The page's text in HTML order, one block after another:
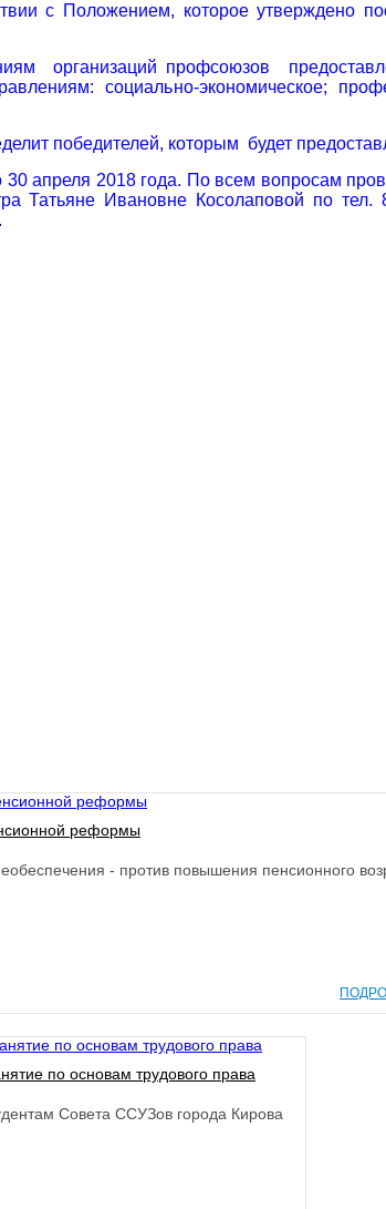
с Положением, которое
организаций профсоюзов
социально-экономическое;
победителей, которым будет
апреля 2018 года. По всем вопросам
Татьяне Ивановне Косолаповой по
реформы
- против повышения пенсионного
по основам трудового права
Совета ССУЗов города Кирова